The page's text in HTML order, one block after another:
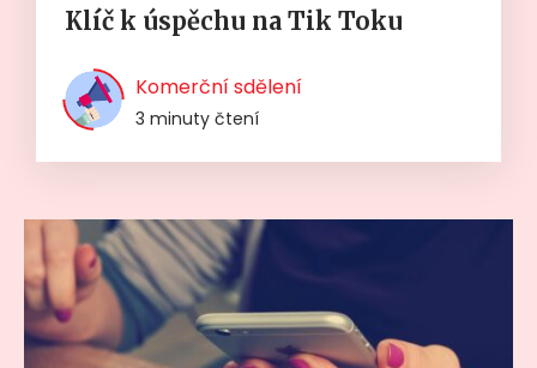
Klíč k úspěchu na Tik Toku
Komerční sdělení
3 minuty čtení